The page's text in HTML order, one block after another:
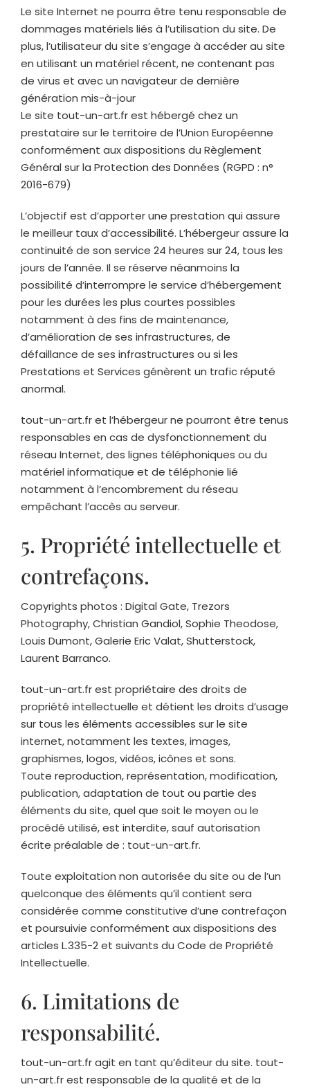
Le site Internet ne pourra être tenu responsable de
dommages matériels liés à l’utilisation du site. De
plus, l’utilisateur du site s’engage à accéder au site
en utilisant un matériel récent, ne contenant pas
de virus et avec un navigateur de dernière
génération mis-à-jour
Le site tout-un-art.frest hébergé chez un
prestataire sur le territoire de l’Union Européenne
conformément aux dispositions du Règlement
Général sur la Protection des Données (RGPD : n°
2016-679)
L’objectif est d’apporter une prestation qui assure
le meilleur taux d’accessibilité. L’hébergeur assure la
continuité de son service 24 heures sur 24, tous les
jours de l’année. Il se réserve néanmoins la
possibilité d’interrompre le service d’hébergement
pour les durées les plus courtes possibles
notamment à des fins de maintenance,
d’amélioration de ses infrastructures, de
défaillance de ses infrastructures ou si les
Prestations et Services génèrent un trafic réputé
anormal.
tout-un-art.fret l’hébergeur ne pourront être tenus
responsables en cas de dysfonctionnement du
réseau Internet, des lignes téléphoniques ou du
matériel informatique et de téléphonie lié
notamment à l’encombrement du réseau
empêchant l’accès au serveur.
5. Propriété intellectuelle et
contrefaçons.
Copyrights photos : Digital Gate, Trezors
Photography, Christian Gandiol, Sophie Theodose,
Louis Dumont,Galerie Eric Valat, Shutterstock,
Laurent Barranco.
tout-un-art.frest propriétaire des droits de
propriété intellectuelle et détient les droits d’usage
sur tous les éléments accessibles sur le site
internet, notamment les textes, images,
graphismes, logos, vidéos, icônes et sons.
Toute reproduction, représentation, modification,
publication, adaptation de tout ou partie des
éléments du site, quel que soit le moyen ou le
procédé utilisé, est interdite, sauf autorisation
écrite préalable de : tout-un-art.fr.
Toute exploitation non autorisée du site ou de l’un
quelconque des éléments qu’il contient sera
considérée comme constitutive d’une contrefaçon
et poursuivie conformément aux dispositions des
articles L.335-2 et suivants du Code de Propriété
Intellectuelle.
6. Limitations de
responsabilité.
tout-un-art.fragit en tant qu’éditeur du site. tout-
un-art.frest responsable de la qualité et de la